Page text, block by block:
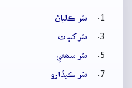
سُر ڪلياڻ
سُر کنڀات
سُر سھڻي
سُر ڪيڏارو